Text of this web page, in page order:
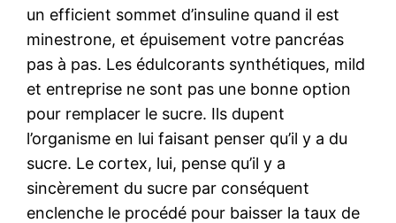
un efficient sommet d’insuline quand il est
minestrone, et épuisement votre pancréas
pas à pas. Les édulcorants synthétiques, mild
et entreprise ne sont pas une bonne option
pour remplacer le sucre. Ils dupent
l’organisme en lui faisant penser qu’il y a du
sucre. Le cortex, lui, pense qu’il y a
sincèrement du sucre par conséquent
enclenche le procédé pour baisser la taux de